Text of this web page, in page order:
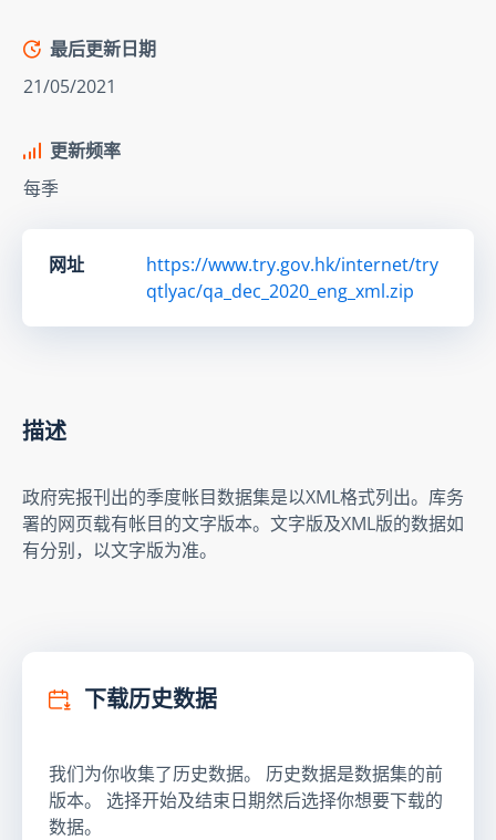
最后更新日期
21/05/2021
更新频率
每季
网址
https://www.try.gov.hk/internet/try
qtlyac/qa_dec_2020_eng_xml.zip
描述
政府宪报刊出的季度帐目数据集是以XML格式列出。库务
署的网页载有帐目的文字版本。文字版及XML版的数据如
有分别，以文字版为准。
下载历史数据
我们为你收集了历史数据。 历史数据是数据集的前
版本。 选择开始及结束日期然后选择你想要下载的
数据。